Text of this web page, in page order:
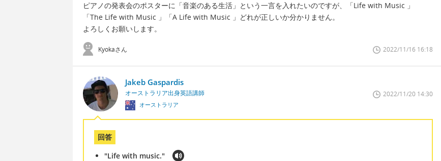
ピアノの発表会のポスターに「音楽のある生活」という一言を入れたいのですが、「Life with Music 」
「The Life with Music 」「A Life with Music 」どれが正しいか分かりません。
よろしくお願いします。
Kyokaさん 2022/11/16 16:18
Jakeb Gaspardis
オーストラリア出身英語講師
オーストラリア
2022/11/20 14:30
回答
"Life with music."